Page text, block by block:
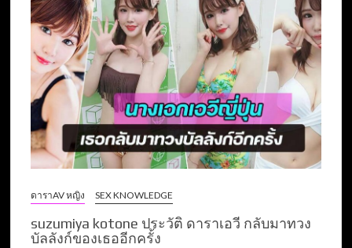
ดาราAV หญิง SEX KNOWLEDGE
suzumiya kotone ประวัติ ดาราเอวี กลับมาทวง
บัลลังก์ของเธออีกครั้ง